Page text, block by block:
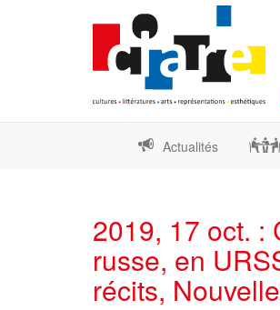
Actualités
2019, 17 oct. :
russe, en
récits,